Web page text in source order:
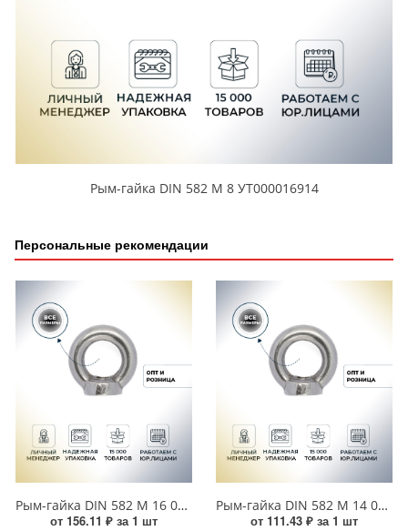
Рым-гайка DIN 582 М 8 УТ000016914
Персональные рекомендации
Рым-гайка DIN 582 М 16 00000005010
от 156.11 ₽ за 1 шт
Рым-гайка DIN 582 М 14 00000005147
от 111.43 ₽ за 1 шт